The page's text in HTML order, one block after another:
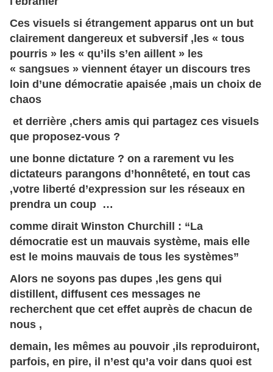
Ces visuels si étrangement apparus ont un but
clairement dangereux et subversif ,les « tous
pourris » les « qu’ils s’en aillent » les
« sangsues » viennent étayer un discours tres
loin d’une démocratie apaisée ,mais un choix de
chaos
et derrière ,chers amis qui partagez ces visuels
que proposez-vous ?
une bonne dictature ? on a rarement vu les
dictateurs parangons d’honnêteté, en tout cas
,votre liberté d’expression sur les réseaux en
prendra un coup …
comme dirait Winston Churchill : “La
démocratie est un mauvais système, mais elle
est le moins mauvais de tous les systèmes”
Alors ne soyons pas dupes ,les gens qui
distillent, diffusent ces messages ne
recherchent que cet effet auprès de chacun de
nous ,
demain, les mêmes au pouvoir ,ils reproduiront,
parfois, en pire, il n’est qu’a voir dans quoi est